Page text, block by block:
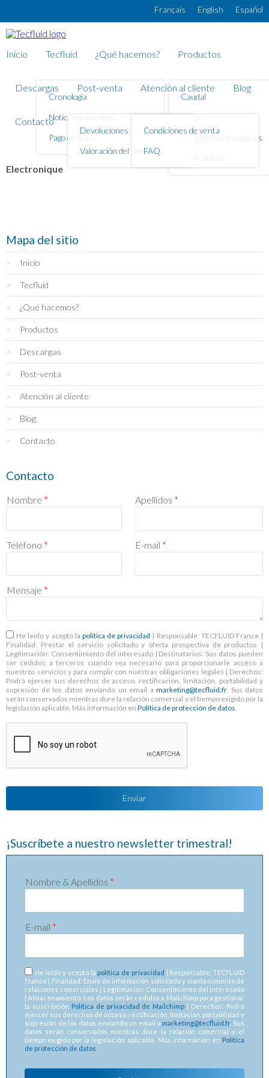
Français English Español
Inicio Tecfluid
Cronología
Noticias y eventos
Pago en línea
¿Qué hacemos? Productos
Caudal
Nivel
Contadores mecánicos
Electrónicos
Descargas Post-venta
Devoluciones
Valoración del servicio
Atención al cliente
Condiciones de venta
FAQ
Blog
Contacto
Electronique
Mapa del sitio
Inicio
Tecfluid
¿Qué hacemos?
Productos
Descargas
Post-venta
Atención al cliente
Blog
Contacto
Contacto
Nombre * Apellidos *
Teléfono * E-mail *
Mensaje *
RGPD *
He leído y acepto la política de privacidad | Responsable: TECFLUID France |
Finalidad: Prestar el servicio solicitado y oferta prospectiva de productos |
Legitimación: Consentimiento del interesado | Destinatarios: Sus datos pueden
ser cedidos a terceros cuando sea necesario para proporcionarle acceso a
nuestros servicios y para cumplir con nuestras obligaciones legales | Derechos:
Podrá ejercer sus derechos de acceso, rectificación, limitación, portabilidad y
supresión de los datos enviando un email a marketing@tecfluid.fr. Sus datos
serán conservados mientras dure la relación comercial y el tiempo exigido por la
legislación aplicable. Más información en Política de protección de datos.
¡Suscríbete a nuestro newsletter trimestral!
Nombre & Apellidos *
E-mail *
RGPD *
He leído y acepto la política de privacidad | Responsable: TECFLUID
France | Finalidad: Envío de información solicitada y mantenimiento de
relaciones comerciales | Legitimación: Consentimiento del interesado
| Almacenamiento: Los datos serán cedidos a Mailchimp para gestionar
la suscripción Política de privacidad de Mailchimp | Derechos: Podrá
ejercer sus derechos de acceso, rectificación, limitación, portabilidad y
supresión de los datos enviando un email a marketing@tecfluid.fr. Sus
datos serán conservados mientras dure la relación comercial y el
tiempo exigido por la legislación aplicable. Más información en Política
de protección de datos